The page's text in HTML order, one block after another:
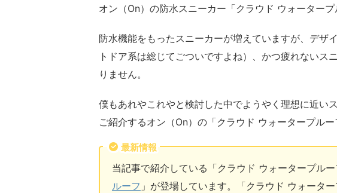
オン（On）の防水スニーカー「クラウド ウォータープ
防水機能をもったスニーカーが増えていますが、デザ
トドア系は総じてごついですよね）、かつ疲れないス
りません。
僕もあれやこれやと検討した中でようやく理想に近い
ご紹介するオン（On）の「クラウド ウォータープルー
最新情報
当記事で紹介している「クラウド ウォータープル
ルーフ 」が登場しています。「クラウド ウォータ